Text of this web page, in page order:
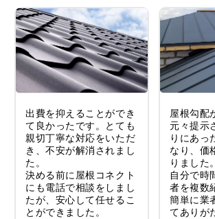
出費を抑えることができ
て良かったです。とても
親切丁寧な対応をいただ
き、不安が解消されまし
た。
決める前に屋根コネクト
にも電話で相談をしまし
たが、安心して任せるこ
とができました。
屋根勾配
元々提示
りにあっ
なり、価
りました。
自分で時
者を複数
簡単に業
てありが